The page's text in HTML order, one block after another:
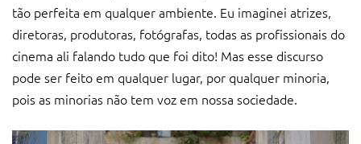
tão perfeita em qualquer ambiente. Eu imaginei atrizes,
diretoras, produtoras, fotógrafas, todas as profissionais do
cinema ali falando tudo que foi dito! Mas esse discurso
pode ser feito em qualquer lugar, por qualquer minoria,
pois as minorias não tem voz em nossa sociedade.